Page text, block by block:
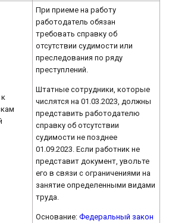
При приеме на работу
работодатель обязан
требовать справку об
отсутствии судимости или
преследования по ряду
преступлений.
Штатные сотрудники, которые
числятся на 01.03.2023, должны
представить работодателю
справку об отсутствии
судимости не позднее
01.09.2023. Если работник не
представит документ, увольте
его в связи с ограничениями на
занятие определенными видами
труда.
Основание:Федеральный закон